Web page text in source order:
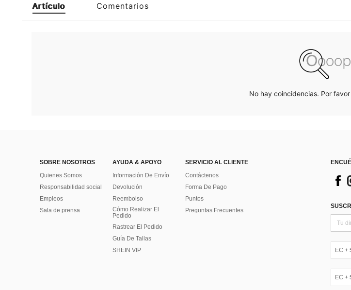
Artículo Comentarios
No hay coincidencias. Por
SOBRE NOSOTROS
Quienes Somos
Responsabilidad social
Empleos
Sala de prensa
AYUDA & APOYO
Información De Envío
Devolución
Reembolso
Cómo Realizar El
Pedido
Rastrear El Pedido
Guía De Tallas
SHEIN VIP
SERVICIO AL CLIENTE
Contáctenos
Forma De Pago
Puntos
Preguntas Frecuentes
EC +
EC +